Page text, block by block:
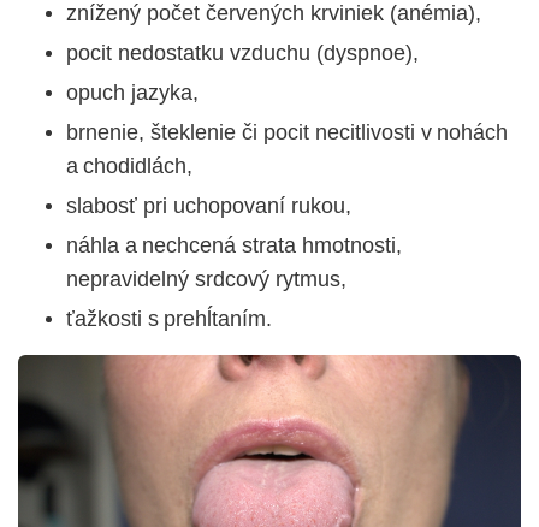
znížený počet červených krviniek (anémia),
pocit nedostatku vzduchu (dyspnoe),
opuch jazyka,
brnenie, šteklenie či pocit necitlivosti v nohách
a chodidlách,
slabosť pri uchopovaní rukou,
náhla a nechcená strata hmotnosti,
nepravidelný srdcový rytmus,
ťažkosti s prehĺtaním.